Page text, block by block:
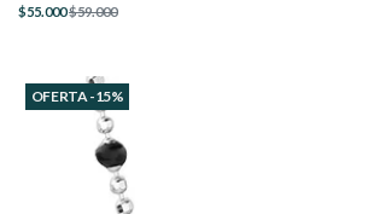
$55.000$59.000
OFERTA -15%